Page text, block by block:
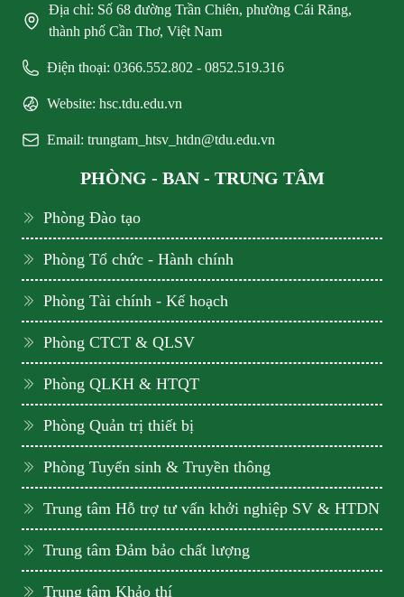
Địa chỉ: Số 68 đường Trần Chiên, phường Cái Răng,
thành phố Cần Thơ, Việt Nam
Điện thoại: 0366.552.802 - 0852.519.316
Website: hsc.tdu.edu.vn
Email: trungtam_htsv_htdn@tdu.edu.vn
PHÒNG - BAN - TRUNG TÂM
Phòng Đào tạo
Phòng Tổ chức - Hành chính
Phòng Tài chính - Kế hoạch
Phòng CTCT & QLSV
Phòng QLKH & HTQT
Phòng Quản trị thiết bị
Phòng Tuyển sinh & Truyền thông
Trung tâm Hỗ trợ tư vấn khởi nghiệp SV & HTDN
Trung tâm Đảm bảo chất lượng
Trung tâm Khảo thí